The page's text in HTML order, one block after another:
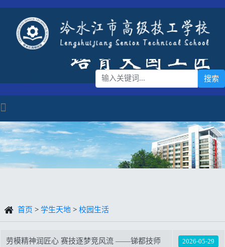
首页 > 学生天地 > 校园生活
劳模精神润匠心 赛技逐梦竞风流 ——锑都技师
2026-05-29